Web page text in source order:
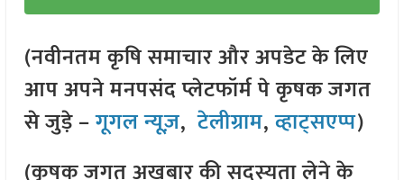
(नवीनतम कृषि समाचार और अपडेट के लिए
आप अपने मनपसंद प्लेटफॉर्म पे कृषक जगत
से जुड़े –गूगल न्यूज़,टेलीग्राम,व्हाट्सएप्प)